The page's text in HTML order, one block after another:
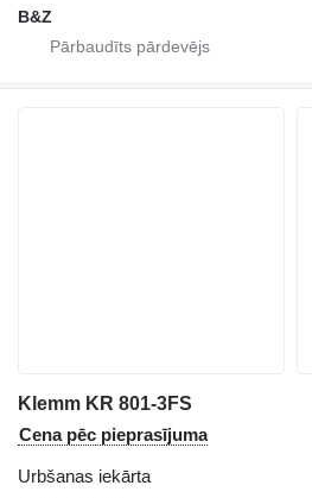
B&Z
Klemm KR 801-3FS
Cena pēc pieprasījuma
Urbšanas iekārta